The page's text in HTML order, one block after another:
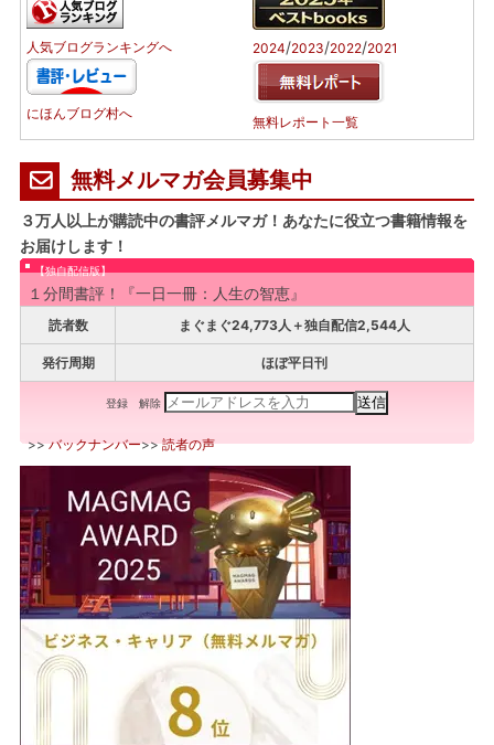
人気ブログランキングへ
にほんブログ村へ
2024/2023/2022/2021
無料レポート一覧
無料メルマガ会員募集中
３万人以上が購読中の書評メルマガ！あなたに役立つ書籍情報を
お届けします！
【独自配信版】
１分間書評！『一日一冊：人生の智恵』
読者数 まぐまぐ24,773人＋独自配信2,544人
発行周期 ほぼ平日刊
登録 解除
>>バックナンバー>>読者の声